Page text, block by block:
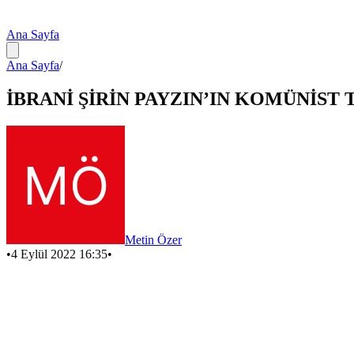
Ana Sayfa
Ana Sayfa/
İBRANİ ŞİRİN PAYZIN’IN KOMÜNİST
Metin Özer
•4 Eylül 2022 16:35•